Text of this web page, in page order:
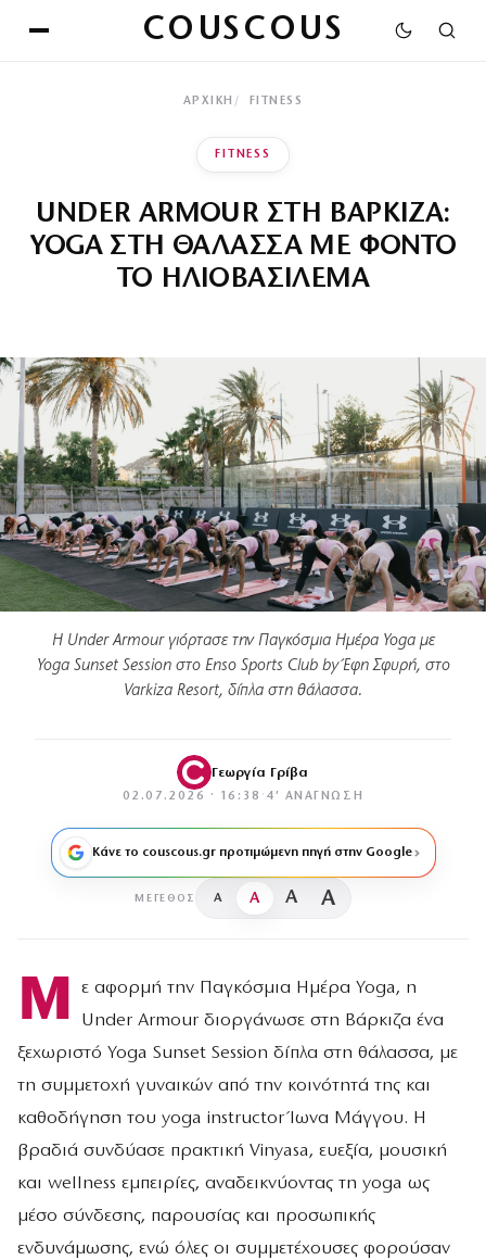
COUSCOUS
ΑΡΧΙΚΉ FITNESS
FITNESS
UNDER ARMOUR ΣΤΗ ΒΑΡΚΙΖΑ:
YOGA ΣΤΗ ΘΑΛΑΣΣΑ ΜΕ ΦΟΝΤΟ
ΤΟ ΗΛΙΟΒΑΣΙΛΕΜΑ
Η Under Armour γιόρτασε την Παγκόσμια Ημέρα Yoga με
Yoga Sunset Session στο Enso Sports Club by Έφη Σφυρή, στο
Varkiza Resort, δίπλα στη θάλασσα.
Γεωργία Γρίβα
02.07.2026 · 16:38 · 4′ ΑΝΆΓΝΩΣΗ
Κάνε το couscous.gr προτιμώμενη πηγή στην Google
ΜΈΓΕΘΟΣ A A A A
Μ
ε αφορμή την Παγκόσμια Ημέρα Yoga, η
Under Armour διοργάνωσε στη Βάρκιζα ένα
ξεχωριστό Yoga Sunset Session δίπλα στη θάλασσα, με
τη συμμετοχή γυναικών από την κοινότητά της και
καθοδήγηση του yoga instructor Ίωνα Μάγγου. Η
βραδιά συνδύασε πρακτική Vinyasa, ευεξία, μουσική
και wellness εμπειρίες, αναδεικνύοντας τη yoga ως
μέσο σύνδεσης, παρουσίας και προσωπικής
ενδυνάμωσης, ενώ όλες οι συμμετέχουσες φορούσαν